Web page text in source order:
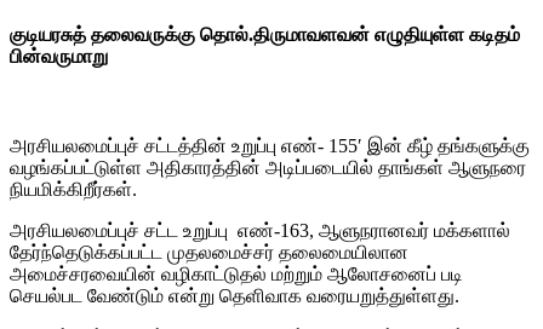
குடியரசுத் தலைவருக்கு தொல்.திருமாவளவன் எழுதியுள்ள கடிதம்
பின்வருமாறு
அரசியலமைப்புச் சட்டத்தின் உறுப்பு எண்- 155′ இன் கீழ் தங்களுக்கு
வழங்கப்பட்டுள்ள அதிகாரத்தின் அடிப்படையில் தாங்கள் ஆளுநரை
நியமிக்கிறீர்கள்.
அரசியலமைப்புச் சட்ட உறுப்பு எண்-163, ஆளுநரானவர் மக்களால்
தேர்ந்தெடுக்கப்பட்ட முதலமைச்சர் தலைமையிலான
அமைச்சரவையின் வழிகாட்டுதல் மற்றும் ஆலோசனைப் படி
செயல்பட வேண்டும் என்று தெளிவாக வரையறுத்துள்ளது.